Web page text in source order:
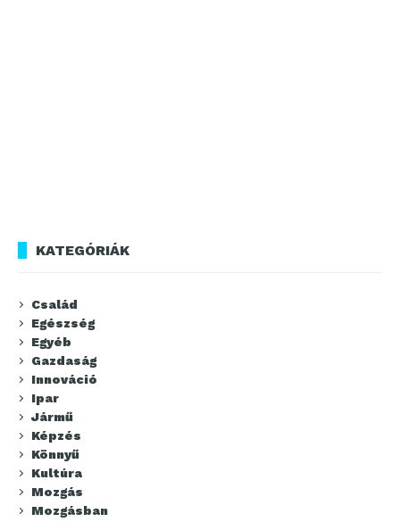
KATEGÓRIÁK
Család
Egészség
Egyéb
Gazdaság
Innováció
Ipar
Jármű
Képzés
Könnyű
Kultúra
Mozgás
Mozgásban